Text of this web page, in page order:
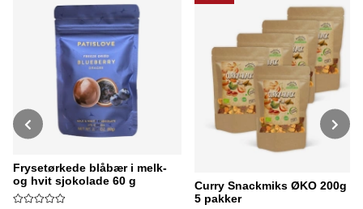
Frysetørkede blåbær i melk-
og hvit sjokolade 60 g
Curry Snackmiks ØKO 200g x
5 pakker